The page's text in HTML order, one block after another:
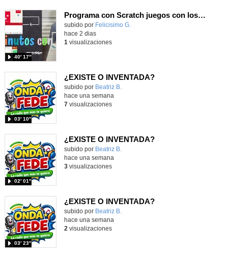
Programa con Scratch juegos con los partidos del mundial 2026 ganados por España
Contenido educativo.
subido por Felicisimo G.
40′ 17″
hace 2 dias
1 visualizaciones
¿EXISTE O INVENTADA?
Contenido educativo.
subido por Beatriz B.
03′ 10″
hace una semana
7visualizaciones
¿EXISTE O INVENTADA?
Contenido educativo.
subido por Beatriz B.
02′ 01″
hace una semana
3visualizaciones
¿EXISTE O INVENTADA?
Contenido educativo.
subido por Beatriz B.
03′ 23″
hace una semana
2 visualizaciones